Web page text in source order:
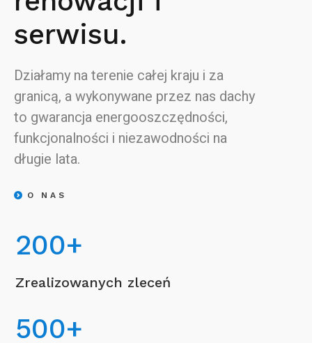
serwisu.
Działamy na terenie całej kraju i za
granicą, a wykonywane przez nas dachy
to gwarancja energooszczędności,
funkcjonalności i niezawodności na
długie lata.
O NAS
200+
Zrealizowanych zleceń
500+